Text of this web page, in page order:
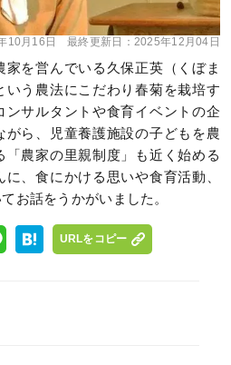
10月16日 最終更新日： 2025年12月04日
を営んでいる久保正英（くぼま
いう農法にこだわり春菊を栽培す
ンサルタントや食育イベントの企
がら、児童養護施設の子どもを農
農家の里親制度」も近く始める
、食にかける思いや食育活動、
お話をうかがいました。
URLをコピー